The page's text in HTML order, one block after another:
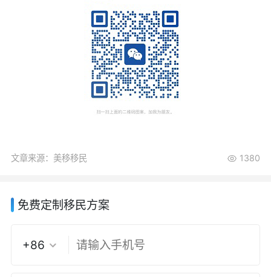
文章来源：美移移民 1380
免费定制移民方案
+86